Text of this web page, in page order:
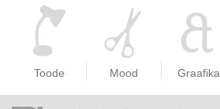
Toode Mood Graafika